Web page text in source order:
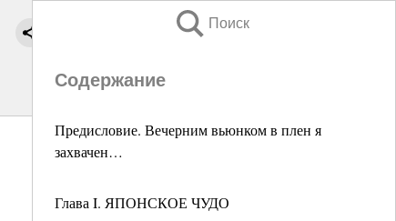
Поиск
Содержание
Предисловие. Вечерним вьюнком в плен я
захвачен…
Глава I. ЯПОНСКОЕ ЧУДО